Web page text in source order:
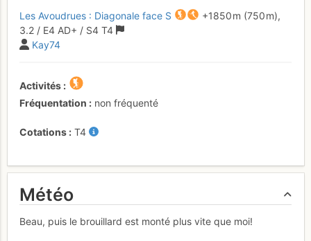
Les Avoudrues : Diagonale face S +1850 m (750 m),
3.2 / E4 AD+ / S4 T4
Kay74
Activités
Fréquentation
non fréquenté
Cotations T4
Météo
Beau, puis le brouillard est monté plus vite que moi!